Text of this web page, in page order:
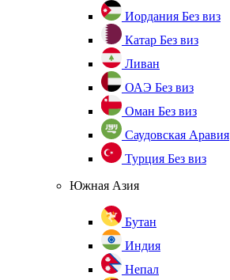
Иордания Без виз
Катар Без виз
Ливан
ОАЭ Без виз
Оман Без виз
Саудовская Аравия
Турция Без виз
Южная Азия
Бутан
Индия
Непал